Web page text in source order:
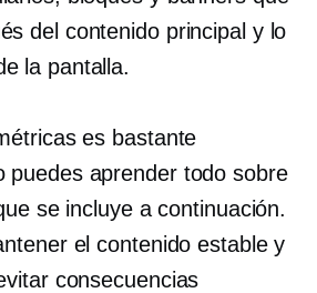
del contenido principal y lo
la pantalla.
es bastante
puedes aprender todo sobre
se incluye a continuación.
el contenido estable y
consecuencias